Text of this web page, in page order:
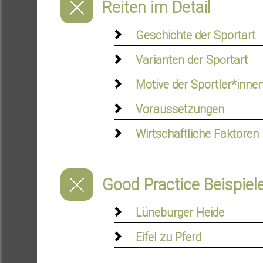
Reiten im Detail
Geschichte der Sportart
Varianten der Sportart
Motive der
Voraussetzungen
Wirtschaftliche Faktoren
Good Practice
Lüneburger Heide
Eifel zu Pferd